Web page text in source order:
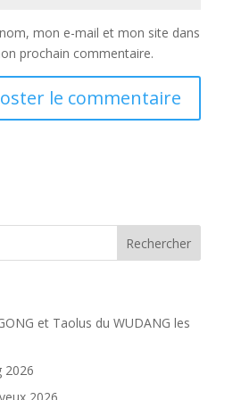
mon e-mail et mon site dans
prochain commentaire.
et Taolus du WUDANG les
2026